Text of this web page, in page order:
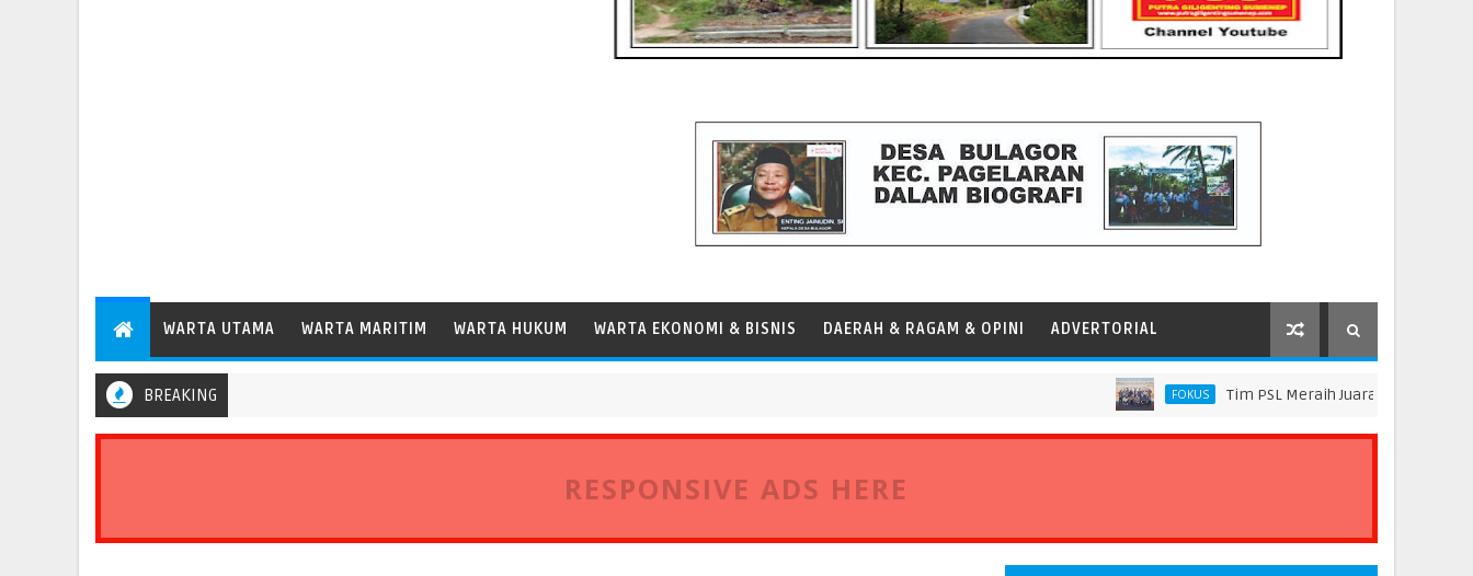
WARTA UTAMA WARTA MARITIM WARTA HUKUM WARTA EKONOMI & BISNIS DAERAH & RAGAM & OPINI ADVERTORIAL
BREAKING FOKUS Tim PSL Meraih Juara di Pelindo Innovation
Menhub Dudy Perkuat Evaluasi Aspek Keselamatan Transportasi Standar Operasional Kapal
RESPONSIVE ADS HERE